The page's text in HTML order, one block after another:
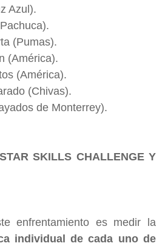
Azul).
(Pumas).
(América).
(América).
(Chivas).
de Monterrey).
SKILLS CHALLENGE Y
enfrentamiento es medir la
individual de cada uno de